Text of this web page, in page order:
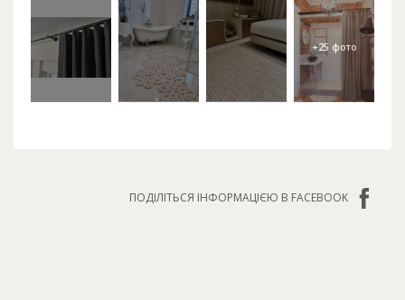
ПОДІЛІТЬСЯ ІНФОРМАЦІЄЮ В FACEBOOK